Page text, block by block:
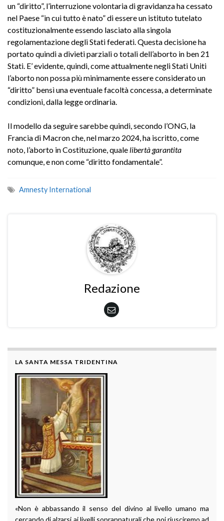
un “diritto”, l’interruzione volontaria di gravidanza ha cessato
nel Paese “in cui tutto è nato” di essere un istituto tutelato
costituzionalmente essendo lasciato alla singola
regolamentazione degli Stati federati. Questa decisione ha
portato quindi a divieti parziali o totali dell’aborto in ben 21
Stati. E’ evidente, quindi, come attualmente negli Stati Uniti
l’aborto non possa più minimamente essere considerato un
“diritto” bensì una eventuale facoltà concessa, a determinate
condizioni, dalla legge ordinaria.
Il modello da seguire sarebbe quindi, secondo l’ONG, la
Francia di Macron che, nel marzo 2024, ha iscritto, come
noto, l’aborto in Costituzione, quale libertà garantita
comunque, e non come “diritto fondamentale”.
Amnesty International
Redazione
LA SANTA MESSA TRIDENTINA
«Non è abbassando il senso del divino al livello umano ma
cercando di alzarsi ai livelli soprannaturali che noi riusciremo ad